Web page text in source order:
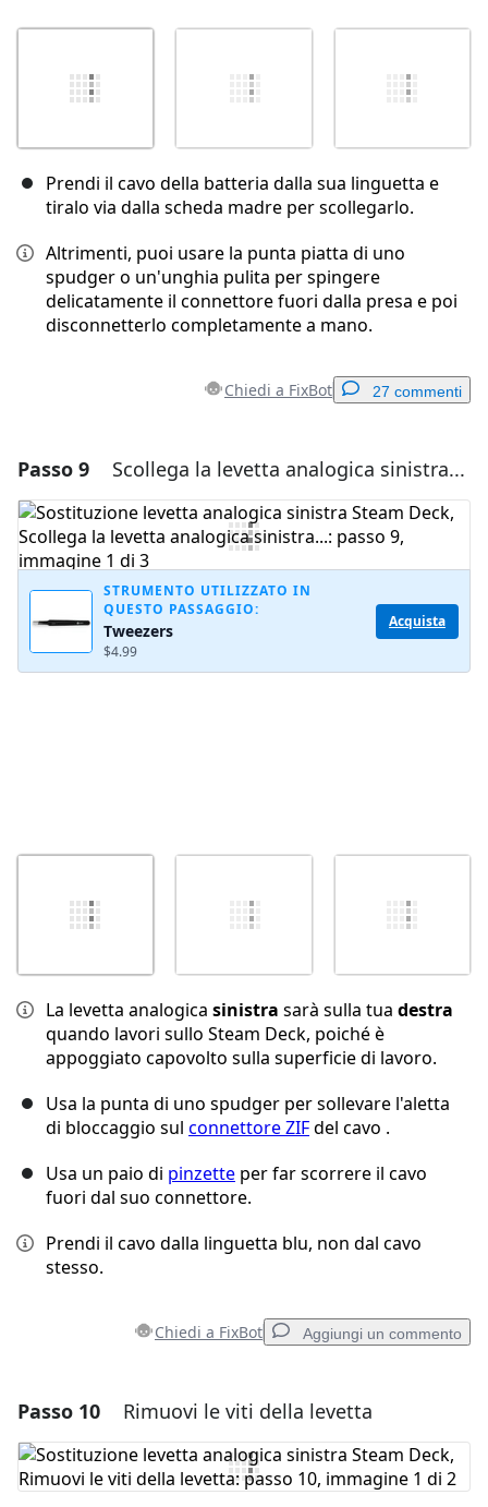
Prendi il cavo della batteria dalla sua linguetta e
tiralo via dalla scheda madre per scollegarlo.
Altrimenti, puoi usare la punta piatta di uno
spudger o un'unghia pulita per spingere
delicatamente il connettore fuori dalla presa e poi
disconnetterlo completamente a mano.
Chiedi a FixBot 27 commenti
Aggiungi un commento
Aggiungi Commento
Annulla Pubblica commento
Passo 9 Scollega la levetta analogica sinistra...
STRUMENTO UTILIZZATO IN
QUESTO PASSAGGIO:
Tweezers
$4.99
Acquista
La levetta analogica sinistra sarà sulla tua destra
quando lavori sullo Steam Deck, poiché è
appoggiato capovolto sulla superficie di lavoro.
Usa la punta di uno spudger per sollevare l'aletta
di bloccaggio sul connettore ZIFdel cavo .
Usa un paio di pinzette per far scorrere il cavo
fuori dal suo connettore.
Prendi il cavo dalla linguetta blu, non dal cavo
stesso.
Chiedi a FixBot Aggiungi un commento
Aggiungi un commento
Aggiungi Commento
Passo 10 Rimuovi le viti della levetta